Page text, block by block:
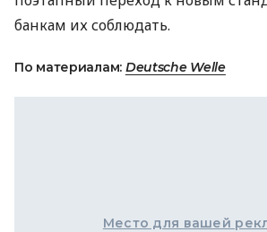
банкам их соблюдать.
По материалам: Deutsche Welle
Место для вашей